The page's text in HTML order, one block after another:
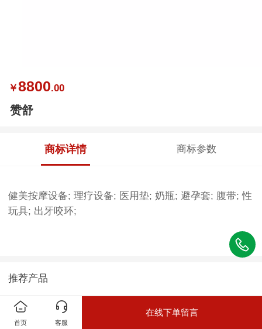
￥8800.00
赞舒
商标详情 商标参数
健美按摩设备; 理疗设备; 医用垫; 奶瓶; 避孕套; 腹带; 性
玩具; 出牙咬环;
推荐产品
首页 客服
在线下单留言